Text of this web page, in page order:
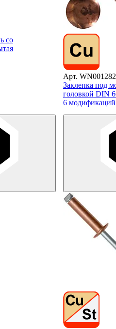
со
Арт.
Заклепка под
головкой DIN
6 модификаций